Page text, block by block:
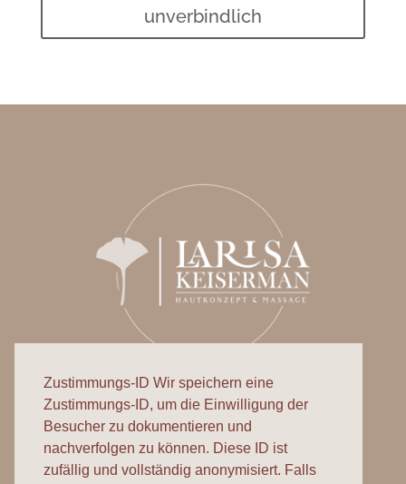
Zustimmungs-ID Wir speichern eine
Zustimmungs-ID, um die Einwilligung der
Besucher zu dokumentieren und
nachverfolgen zu können. Diese ID ist
zufällig und vollständig anonymisiert. Falls
unverbindlich